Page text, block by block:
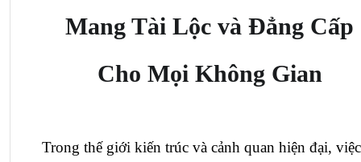
Mang Tài Lộc và Đẳng Cấp
Cho Mọi Không Gian
Trong thế giới kiến trúc và cảnh quan hiện đại, việc